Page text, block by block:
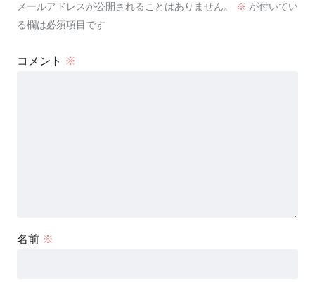
メールアドレスが公開されることはありません。 ※ が付いてい
る欄は必須項目です
コメント ※
名前 ※